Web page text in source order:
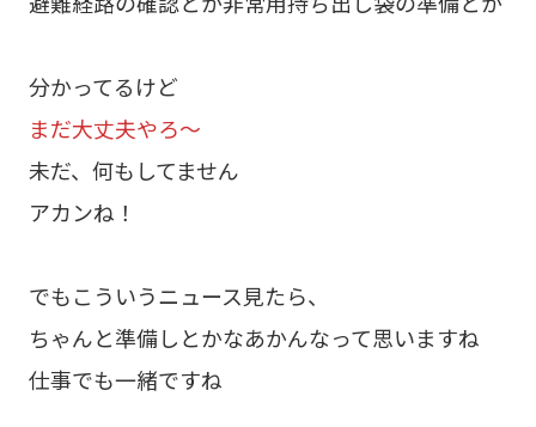
分かってるけど
まだ大丈夫やろ～
未だ、何もしてません
アカンね！
でもこういうニュース見たら、
ちゃんと準備しとかなあかんなって思いますね
仕事でも一緒ですね